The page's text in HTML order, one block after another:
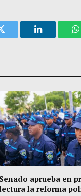
Twitter LinkedIn
Senado aprueba en
la reforma